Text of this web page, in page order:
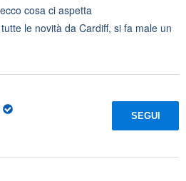
cosa ci aspetta
le novità da Cardiff, si fa male un
SEGUI